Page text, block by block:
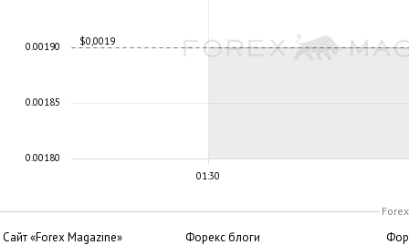
01:30
$0,0019
0.00180
0.00185
0.00190
Сайт «Forex Magazine»
Форекс блоги